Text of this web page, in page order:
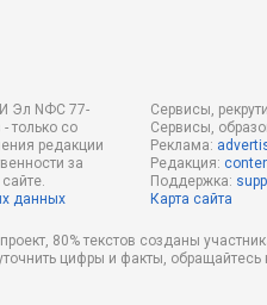
Эл NФС 77-
только со
редакции
за
данных
Сервисы,
Сервисы,
Реклама:
Редакция:
Поддержка:
Карта сайта
80% текстов созданы
цифры и факты,